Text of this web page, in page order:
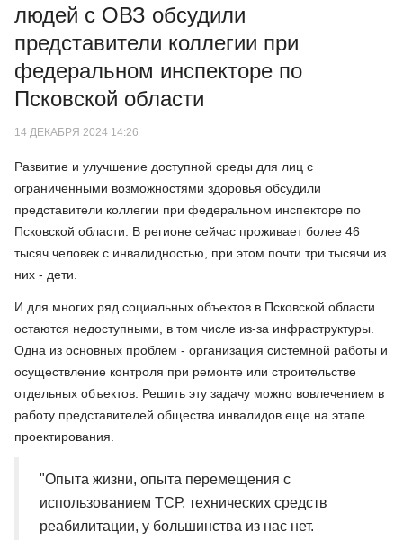
людей с ОВЗ обсудили
представители коллегии при
федеральном инспекторе по
Псковской области
14 ДЕКАБРЯ 2024 14:26
Развитие и улучшение доступной среды для лиц с
ограниченными возможностями здоровья обсудили
представители коллегии при федеральном инспекторе по
Псковской области. В регионе сейчас проживает более 46
тысяч человек с инвалидностью, при этом почти три тысячи из
них - дети.
И для многих ряд социальных объектов в Псковской области
остаются недоступными, в том числе из-за инфраструктуры.
Одна из основных проблем - организация системной работы и
осуществление контроля при ремонте или строительстве
отдельных объектов. Решить эту задачу можно вовлечением в
работу представителей общества инвалидов еще на этапе
проектирования.
"Опыта жизни, опыта перемещения с
использованием ТСР, технических средств
реабилитации, у большинства из нас нет.